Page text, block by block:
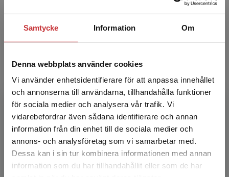
Samtycke Information Om
Denna webbplats använder cookies
Vi använder enhetsidentifierare för att anpassa innehållet
och annonserna till användarna, tillhandahålla funktioner
för sociala medier och analysera vår trafik. Vi
vidarebefordrar även sådana identifierare och annan
information från din enhet till de sociala medier och
annons- och analysföretag som vi samarbetar med.
Dessa kan i sin tur kombinera informationen med annan
information som du har tillhandahållit eller som de har
Begränsad fraktregion
Det verkar som att du besöker
Gunilla Klingberg
Gunilla Klingberg är övertandläkare, dekan och
professor i odontologi vid Malmö universitet.
Hon har tidigare arbetat vid bland annat Mun-
H-Center ...